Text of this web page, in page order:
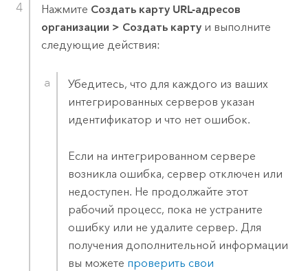
Нажмите Создать карту URL-адресов
организации > Создать картуи выполните
следующие действия:
Убедитесь, что для каждого из ваших
интегрированных серверов указан
идентификатор и что нет ошибок.
Если на интегрированном сервере
возникла ошибка, сервер отключен или
недоступен. Не продолжайте этот
рабочий процесс, пока не устраните
ошибку или не удалите сервер. Для
получения дополнительной информации
вы можете проверить свои